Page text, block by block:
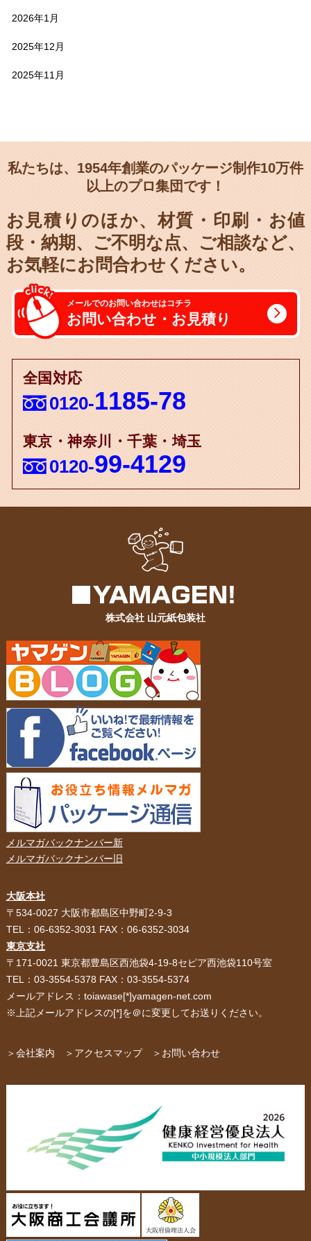
サービス紹介 お客様の声
スタッフ紹介 採用情報
当社の協力工場の設備紹介
紙袋・手提げ袋
パッケージ
ペーパーレザーバッグ 米袋
カタログ/パンフレット
スタンド
アクセサリー・
ジュエリーボックス
2026年1月
2025年12月
2025年11月
私たちは、1954年創業のパッケージ制作10万件
以上のプロ集団です！
お見積りのほか、材質・印刷・お値
段・納期、
ご不明な点、ご相談など、
お気軽にお問合わせください。
メールでのお問い合わせはコチラ
お問い合わせ・お見積り
全国対応
0120-1185-78
東京・神奈川・千葉・埼玉
0120-99-4129
株式会社 山元紙包装社
メルマガバックナンバー新
メルマガバックナンバー旧
大阪本社
〒534-0027 大阪市都島区中野町2-9-3
TEL：06-6352-3031 FAX：06-6352-3034
東京支社
〒171-0021 東京都豊島区西池袋4-19-8セピア西池袋110号室
TEL：03-3554-5378 FAX：03-3554-5374
メールアドレス：toiawase[*]yamagen-net.com
※上記メールアドレスの[*]を＠に変更してお送りください。
＞会社案内 ＞アクセスマップ ＞お問い合わせ